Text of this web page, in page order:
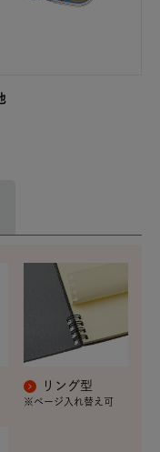
リング型
※ページ入れ替え可